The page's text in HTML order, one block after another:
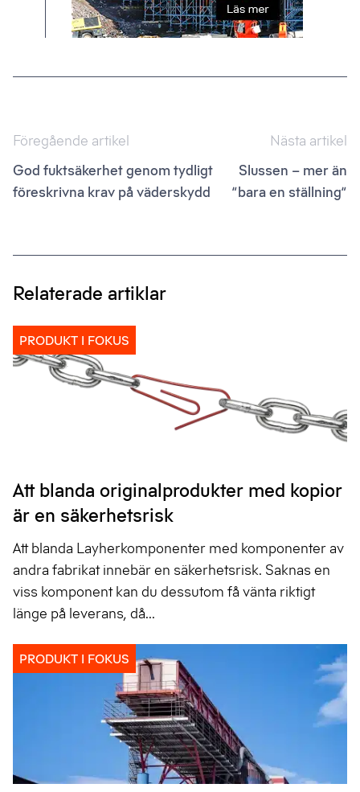
Inläggsnavigering
Föregående artikel
God fuktsäkerhet genom tydligt
föreskrivna krav på väderskydd
Nästa artikel
Slussen – mer än
”bara en ställning”
Relaterade artiklar
PRODUKT I FOKUS
Att blanda originalprodukter med kopior
är en säkerhetsrisk
Att blanda Layherkomponenter med komponenter av
andra fabrikat innebär en säkerhetsrisk. Saknas en
viss komponent kan du dessutom få vänta riktigt
länge på leverans, då...
PRODUKT I FOKUS